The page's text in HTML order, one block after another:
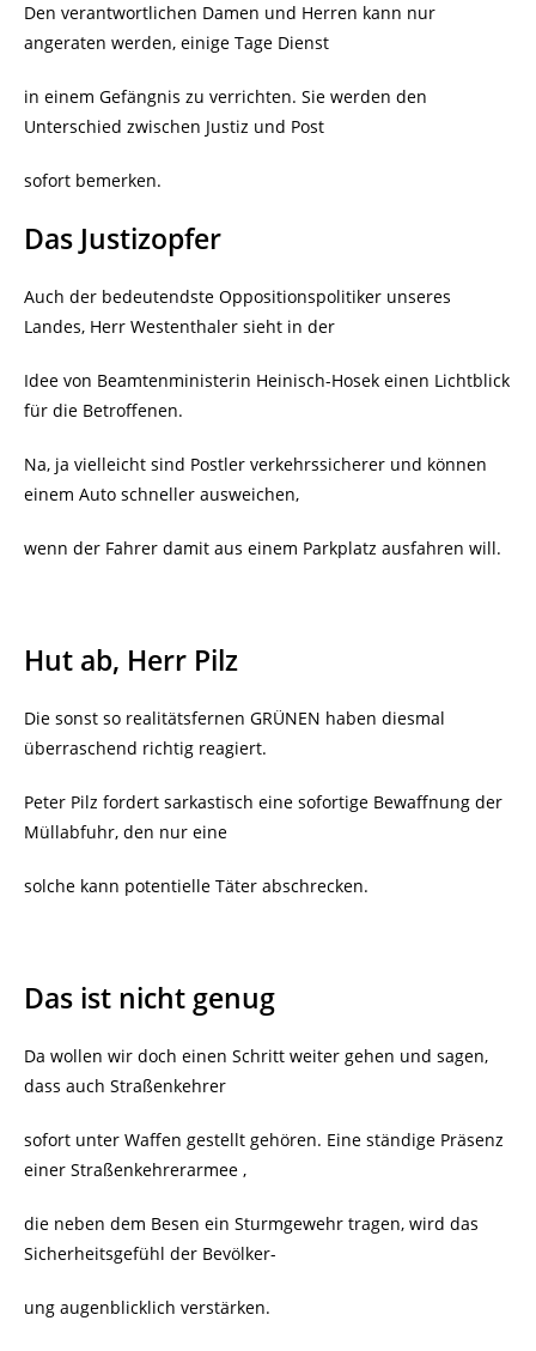
Den verantwortlichen Damen und Herren kann nur
angeraten werden, einige Tage Dienst
in einem Gefängnis zu verrichten. Sie werden den
Unterschied zwischen Justiz und Post
sofort bemerken.
Das Justizopfer
Auch der bedeutendste Oppositionspolitiker unseres
Landes, Herr Westenthaler sieht in der
Idee von Beamtenministerin Heinisch-Hosek einen Lichtblick
für die Betroffenen.
Na, ja vielleicht sind Postler verkehrssicherer und können
einem Auto schneller ausweichen,
wenn der Fahrer damit aus einem Parkplatz ausfahren will.
Hut ab, Herr Pilz
Die sonst so realitätsfernen GRÜNEN haben diesmal
überraschend richtig reagiert.
Peter Pilz fordert sarkastisch eine sofortige Bewaffnung der
Müllabfuhr, den nur eine
solche kann potentielle Täter abschrecken.
Das ist nicht genug
Da wollen wir doch einen Schritt weiter gehen und sagen,
dass auch Straßenkehrer
sofort unter Waffen gestellt gehören. Eine ständige Präsenz
einer Straßenkehrerarmee ,
die neben dem Besen ein Sturmgewehr tragen, wird das
Sicherheitsgefühl der Bevölker-
ung augenblicklich verstärken.